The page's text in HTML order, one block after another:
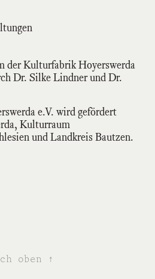
der Kulturfabrik Hoyerswerda
Dr. Silke Lindner und Dr.
e.V. wird gefördert
Kulturraum
und Landkreis Bautzen.
oben ↑